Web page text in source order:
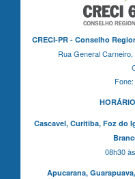
CRECI-PR - Conselho
Rua General
Cascavel, Curitiba,Foz do
08h30
Apucarana, Guarapuava,